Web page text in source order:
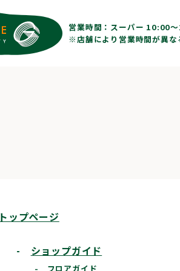
営業時間： スーパー 10:00
※店舗により営業時間が異な
トップページ
- ショップガイド
- フロアガイド